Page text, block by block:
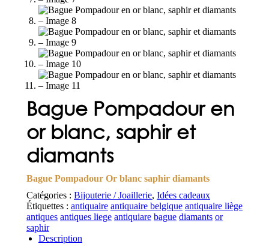
Bague Pompadour en
or blanc, saphir et
diamants
Bague Pompadour Or blanc saphir diamants
Catégories : Bijouterie / Joaillerie, Idées cadeaux
Étiquettes : antiquaire antiquaire belgique antiquaire liège
antiques antiques liege antiquiare bague diamants or
saphir
Description